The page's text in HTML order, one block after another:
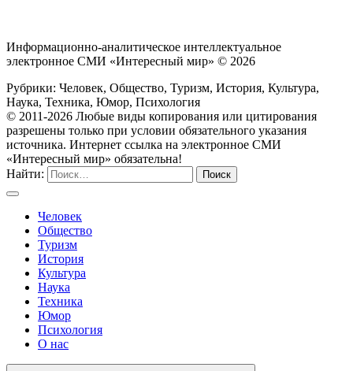
Информационно-аналитическое интеллектуальное
электронное СМИ «Интересный мир» © 2026
Рубрики: Человек, Общество, Туризм, История, Культура,
Наука, Техника, Юмор, Психология
© 2011-2026 Любые виды копирования или цитирования
разрешены только при условии обязательного указания
источника. Интернет ссылка на электронное СМИ
«Интересный мир» обязательна!
Найти:
Человек
Общество
Туризм
История
Культура
Наука
Техника
Юмор
Психология
О нас